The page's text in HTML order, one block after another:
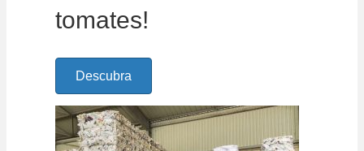
tomates!
Descubra